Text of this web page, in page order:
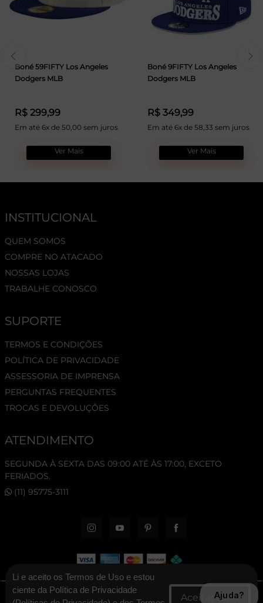
Boné 59FIFTY Los Angeles
Dodgers MLB
R$ 299,99
Em até 6x de 50,00 sem juros
Ver Mais
Boné 9FIFTY Los Angeles
Dodgers MLB
R$ 349,99
Em até 6x de 58,33 sem juros
Ver Mais
INSTITUCIONAL
QUEM SOMOS
COMPRE NO ATACADO
NOSSAS LOJAS
TRABALHE CONOSCO
SUPORTE
TERMOS E CONDIÇÕES
POLÍTICA DE PRIVACIDADE
ASSESSORIA DE IMPRENSA
PERGUNTAS FREQUENTES
TROCAS E DEVOLUÇÕES
ATENDIMENTO
SEGUNDA À SEXTA DAS 09:00 ATÉ ÀS 17:00, EXCETO
FERIADOS.
(11) 95775-3111
© 2026 New Era Cap. Todos os direitos reservados.
Li e aceito os Termos de Uso e estou
ciente da Política de Privacidade
Ajuda?